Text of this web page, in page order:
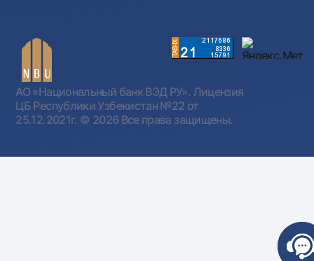
АО «Национальный банк ВЭД РУ». Лицензия
ЦБ Республики Узбекистан №22 от
25.12.2021г. © 2026 Все права защищены.